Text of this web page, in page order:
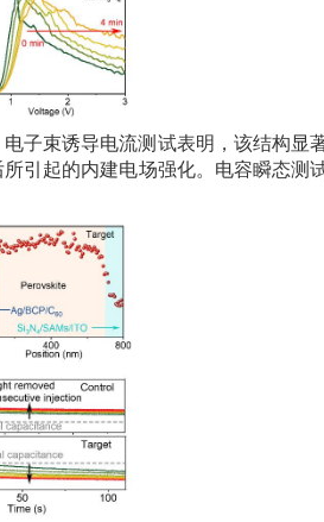
子束诱导电流测试表明，该结构显
引起的内建电场强化。电容瞬态测